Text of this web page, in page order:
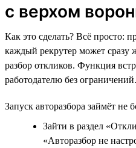
с верхом
Как это сделать? Всё просто:
каждый рекрутер может сразу
разбор откликов. Функция
работодателю без ограничений.
Запуск авторазбора займёт не
Зайти в раздел
«Авторазбор не